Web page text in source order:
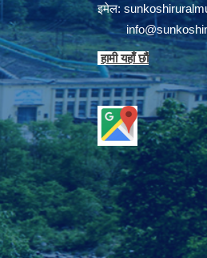
इमेल:
हामी यहाँ छाै‌ं